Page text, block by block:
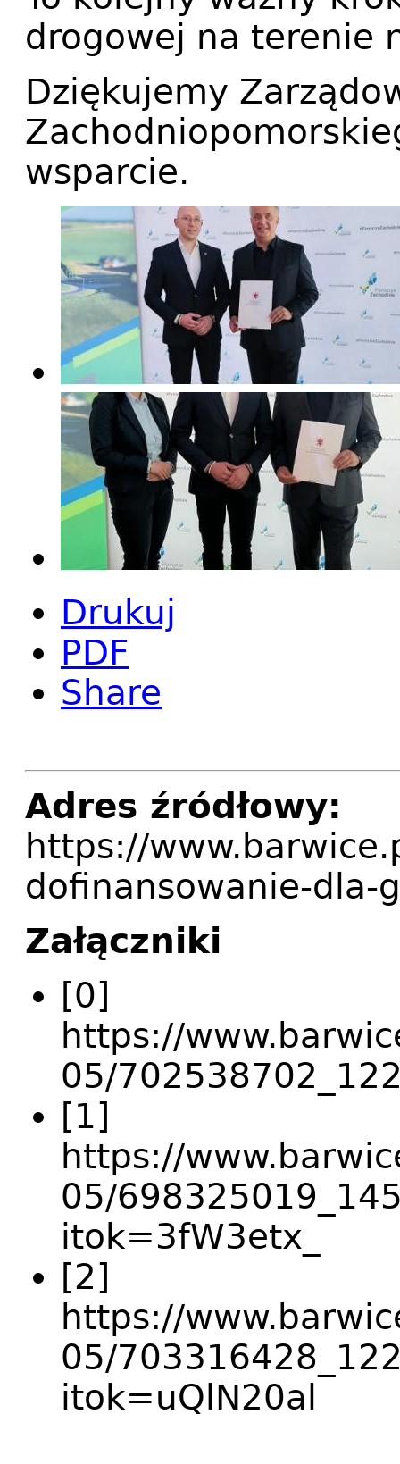
drogowej na terenie
Dziękujemy
wsparcie.
Drukuj
PDF
Share
Adres źródłowy:
https://
dofinansowanie-dla-
Załączniki
[0]
https://
05/
[1]
https://
05/
itok=3fW3etx_
[2]
https://
05/
itok=uQlN20al